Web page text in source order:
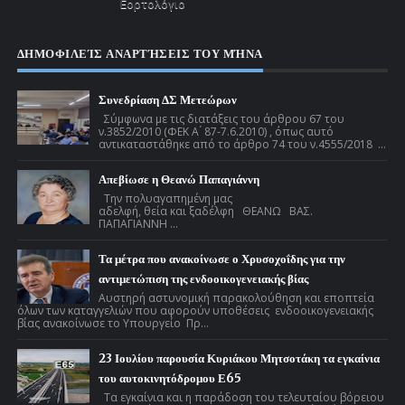
Εορτολόγιο
ΔΗΜΟΦΙΛΕΊΣ ΑΝΑΡΤΉΣΕΙΣ ΤΟΥ ΜΉΝΑ
Συνεδρίαση ΔΣ Μετεώρων
Σύμφωνα με τις διατάξεις του άρθρου 67 του
ν.3852/2010 (ΦΕΚ Α ́ 87-7.6.2010) , όπως αυτό
αντικαταστάθηκε από το άρθρο 74 του ν.4555/2018 ...
Απεβίωσε η Θεανώ Παπαγιάννη
Την πολυαγαπημένη μας
αδελφή, θεία και ξαδέλφη ΘΕΑΝΩ ΒΑΣ.
ΠΑΠΑΓΙΑΝΝΗ ...
Τα μέτρα που ανακοίνωσε ο Χρυσοχοΐδης για την
αντιμετώπιση της ενδοοικογενειακής βίας
Αυστηρή αστυνομική παρακολούθηση και εποπτεία
όλων των καταγγελιών που αφορούν υποθέσεις ενδοοικογενειακής
βίας ανακοίνωσε το Υπουργείο Πρ...
23 Ιουλίου παρουσία Κυριάκου Μητσοτάκη τα εγκαίνια
του αυτοκινητόδρομου Ε65
Τα εγκαίνια και η παράδοση του τελευταίου βόρειου